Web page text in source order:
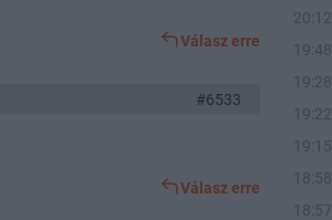
Válasz erre
#6533
Válasz erre
20:12
19:48
19:28
19:22
19:15
18:58
18:57